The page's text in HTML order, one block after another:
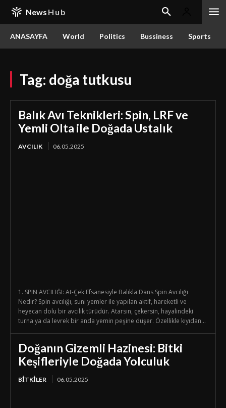
News Hub
ANASAYFA World Politics Bussiness Sports
Tag: doğa tutkusu
Balık Avı Teknikleri: Spin, LRF ve
Yemli Olta ile Doğada Ustalık
AVCILIK 06.05.2025
1. SPIN AVCILIĞI: At-Çek Efsanesiyle Balıkla Dans Spin Avcılığı
Nedir? Spin avcılığı, suni yemler ile yapılan aktif, hareketli ve
heyecan dolu bir avcılık türüdür. Atarsın, çekersin, hayalindeki
turna ya da levrek bir anda yemin peşine düşer. Özellikle kıyıdan...
Doğanın Gizemli Hazinesi: Bitki
Keşifleriyle Doğada Yolculuk
BİTKİLER 06.05.2025